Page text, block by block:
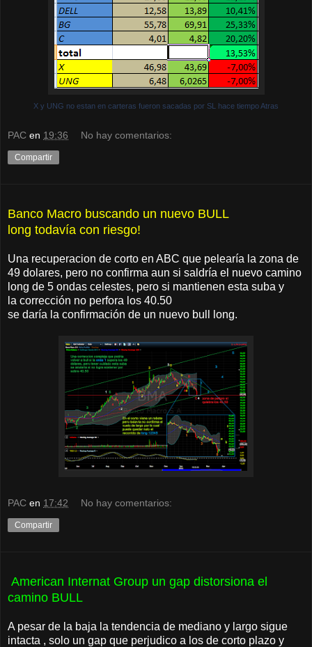
X y UNG no estan en carteras fueron sacadas por SL hace tiempo Atras
PAC en 19:36 No hay comentarios:
Compartir
Banco Macro buscando un nuevo BULL
long todavía con riesgo!
Una recuperacion de corto en ABC que pelearía la zona de
49 dolares, pero no confirma aun si saldría el nuevo camino
long de 5 ondas celestes, pero si mantienen esta suba y
la corrección no perfora los 40.50
se daría la confirmación de un nuevo bull long.
PAC en 17:42 No hay comentarios:
Compartir
American Internat Group un gap distorsiona el
camino BULL
A pesar de la baja la tendencia de mediano y largo sigue
intacta , solo un gap que perjudico a los de corto plazo y